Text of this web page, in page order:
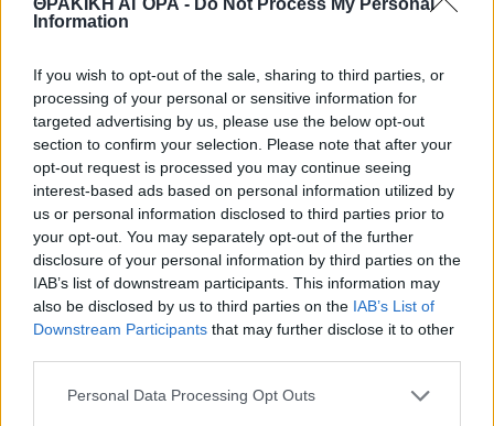
Information
If you wish to opt-out of the sale, sharing to third parties, or
processing of your personal or sensitive information for
targeted advertising by us, please use the below opt-out
section to confirm your selection. Please note that after your
opt-out request is processed you may continue seeing
interest-based ads based on personal information utilized by
us or personal information disclosed to third parties prior to
your opt-out. You may separately opt-out of the further
disclosure of your personal information by third parties on the
IAB’s list of downstream participants. This information may
also be disclosed by us to third parties on the IAB’s List of
Downstream Participants that may further disclose it to other
Personal Data Processing Opt Outs